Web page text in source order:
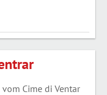
Cime di Ventar